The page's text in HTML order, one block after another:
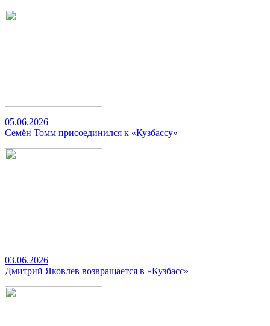
05.06.2026
Семён Томм присоединился к «Кузбассу»
03.06.2026
Дмитрий Яковлев возвращается в «Кузбасс»